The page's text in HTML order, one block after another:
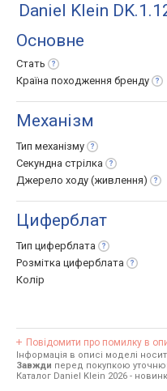
Daniel Klein
Основне
Стать
Країна походження бренду
Механізм
Тип механізму
Секундна стрілка
Джерело ходу (живлення)
Циферблат
Тип циферблата
Розмітка циферблата
Колір
Повідомити про помилку в
Інформація в описі моделі
Завжди перед покупкою
Каталог Daniel Klein 2026 -